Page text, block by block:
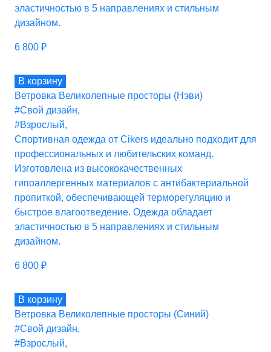
эластичностью в 5 направлениях и стильным
дизайном.
6 800 ₽
В корзину
Ветровка Великолепные просторы (Нэви)
#Свой дизайн,
#Взрослый,
Спортивная одежда от Cikers идеально подходит для
профессиональных и любительских команд.
Изготовлена из высококачественных
гипоаллергенных материалов с антибактериальной
пропиткой, обеспечивающей терморегуляцию и
быстрое влагоотведение. Одежда обладает
эластичностью в 5 направлениях и стильным
дизайном.
6 800 ₽
В корзину
Ветровка Великолепные просторы (Синий)
#Свой дизайн,
#Взрослый,